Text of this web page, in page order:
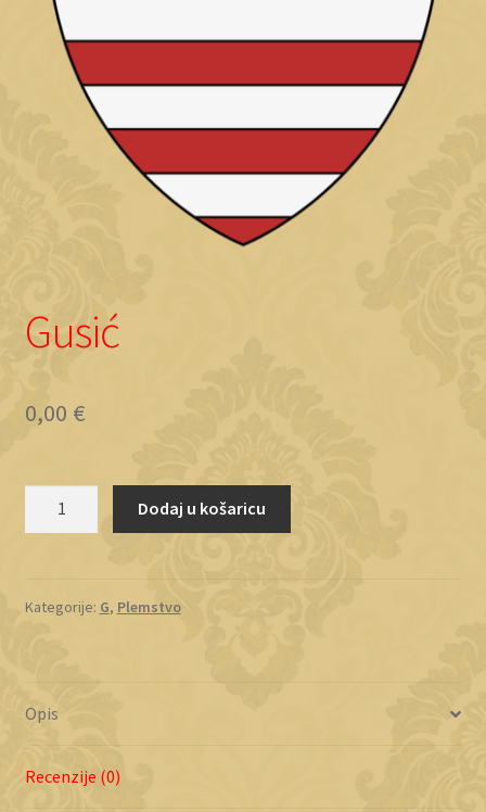
Objave
Gusić
0,00 €
Dodaj u košaricu
Kategorije: G, Plemstvo
Opis
Recenzije (0)